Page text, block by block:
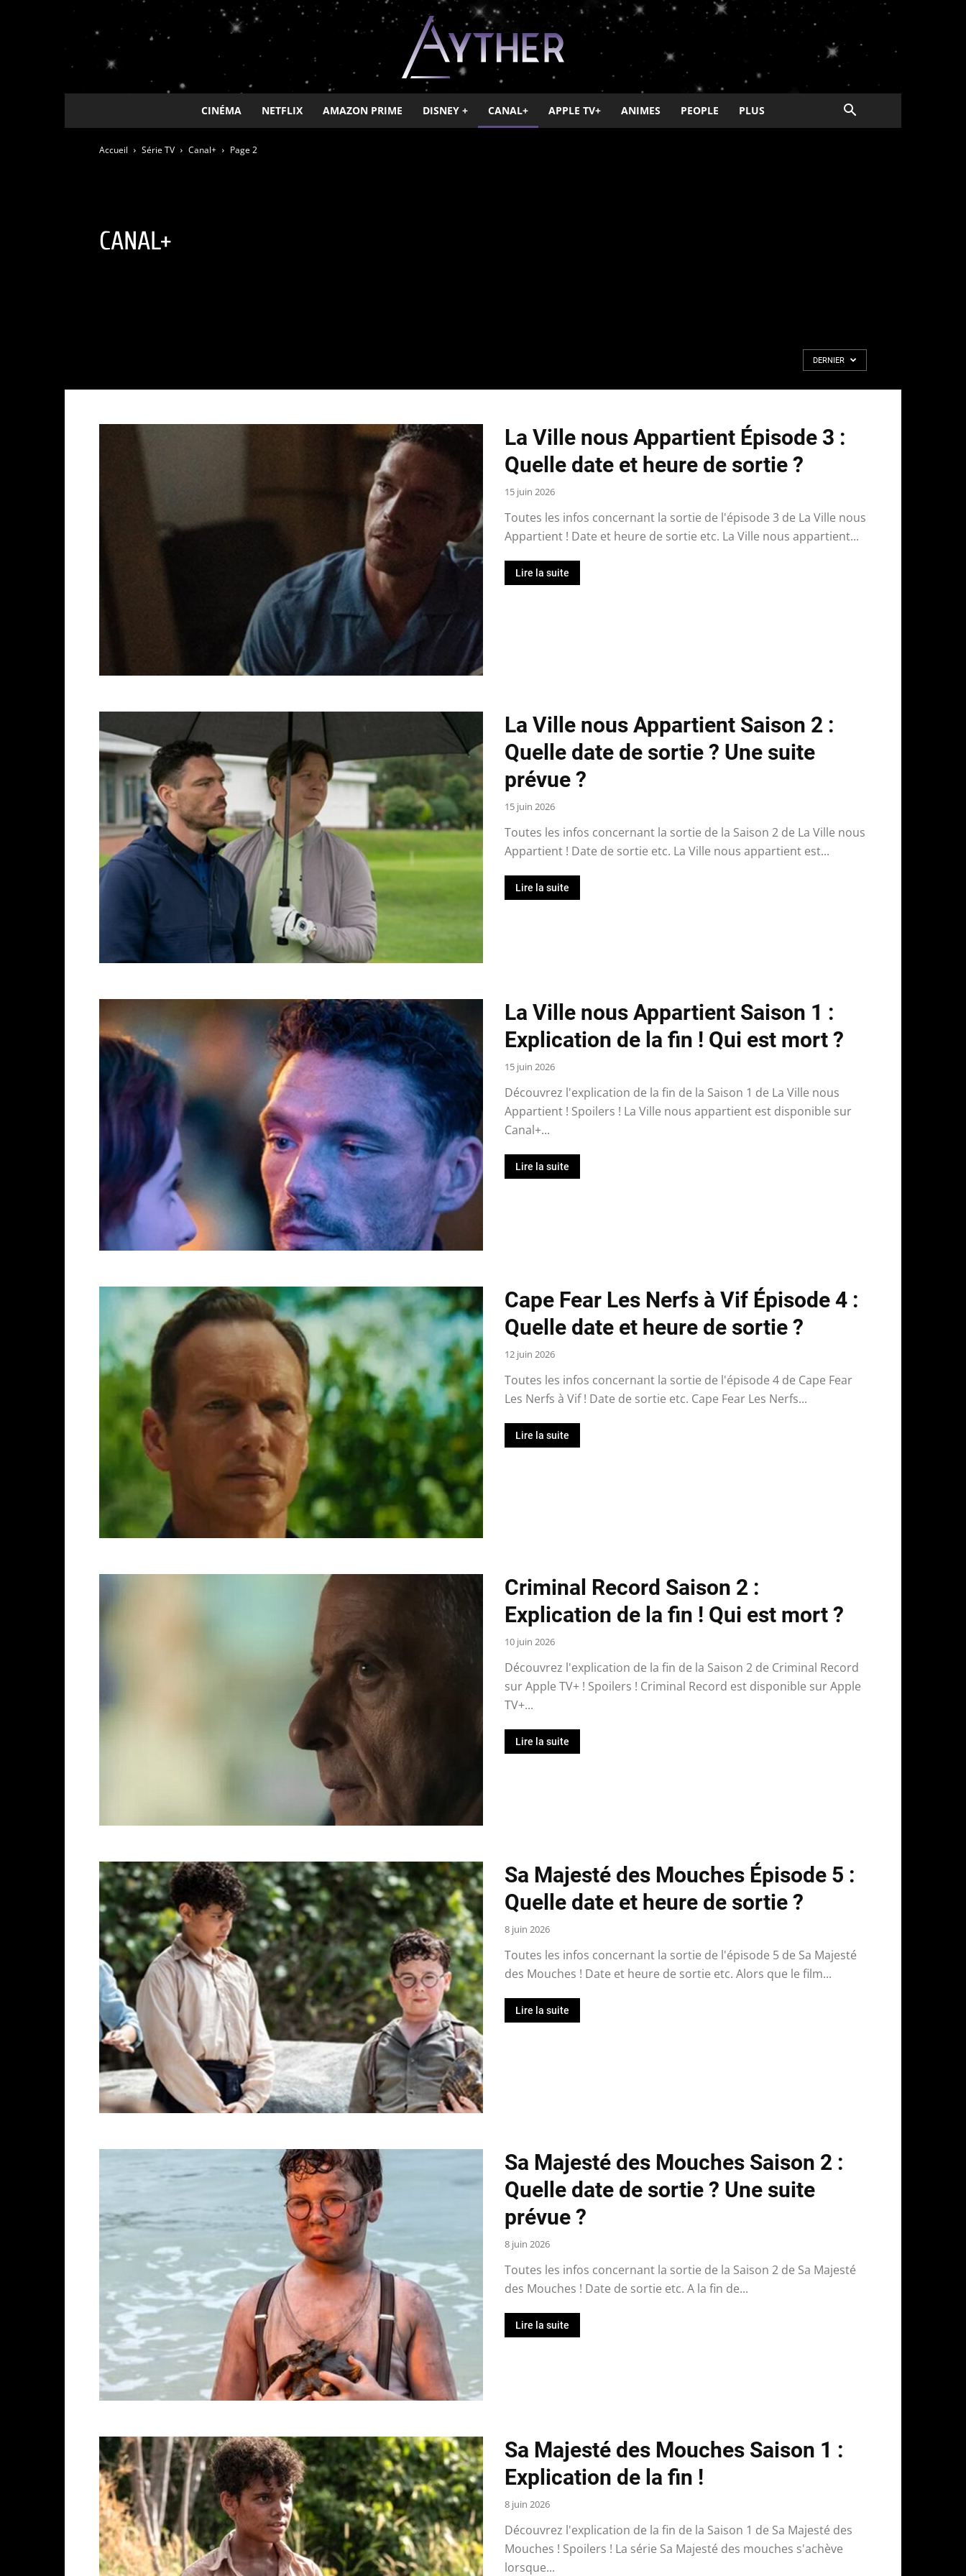
Ayther
CINÉMA NETFLIX AMAZON PRIME DISNEY + CANAL+ APPLE TV+ ANIMES PEOPLE PLUS
Accueil Série TV Canal+ Page 2
CANAL+
DERNIER
La Ville nous Appartient Épisode 3 :
Quelle date et heure de sortie ?
15 juin 2026
Toutes les infos concernant la sortie de l'épisode 3 de La Ville nous
Appartient ! Date et heure de sortie etc. La Ville nous appartient...
Lire la suite
La Ville nous Appartient Saison 2 :
Quelle date de sortie ? Une suite
prévue ?
15 juin 2026
Toutes les infos concernant la sortie de la Saison 2 de La Ville nous
Appartient ! Date de sortie etc. La Ville nous appartient est...
Lire la suite
La Ville nous Appartient Saison 1 :
Explication de la fin ! Qui est mort ?
15 juin 2026
Découvrez l'explication de la fin de la Saison 1 de La Ville nous
Appartient ! Spoilers ! La Ville nous appartient est disponible sur
Canal+...
Lire la suite
Cape Fear Les Nerfs à Vif Épisode 4 :
Quelle date et heure de sortie ?
12 juin 2026
Toutes les infos concernant la sortie de l'épisode 4 de Cape Fear
Les Nerfs à Vif ! Date de sortie etc. Cape Fear Les Nerfs...
Lire la suite
Criminal Record Saison 2 :
Explication de la fin ! Qui est mort ?
10 juin 2026
Découvrez l'explication de la fin de la Saison 2 de Criminal Record
sur Apple TV+ ! Spoilers ! Criminal Record est disponible sur Apple
TV+...
Lire la suite
Sa Majesté des Mouches Épisode 5 :
Quelle date et heure de sortie ?
8 juin 2026
Toutes les infos concernant la sortie de l'épisode 5 de Sa Majesté
des Mouches ! Date et heure de sortie etc. Alors que le film...
Lire la suite
Sa Majesté des Mouches Saison 2 :
Quelle date de sortie ? Une suite
prévue ?
8 juin 2026
Toutes les infos concernant la sortie de la Saison 2 de Sa Majesté
des Mouches ! Date de sortie etc. A la fin de...
Lire la suite
Sa Majesté des Mouches Saison 1 :
Explication de la fin !
8 juin 2026
Découvrez l'explication de la fin de la Saison 1 de Sa Majesté des
Mouches ! Spoilers ! La série Sa Majesté des mouches s'achève
lorsque...